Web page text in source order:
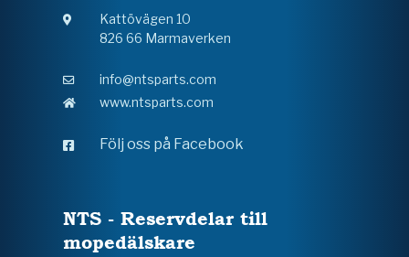
Kattövägen 10
826 66 Marmaverken
info@ntsparts.com
www.ntsparts.com
Följ oss på Facebook
NTS - Reservdelar till
mopedälskare